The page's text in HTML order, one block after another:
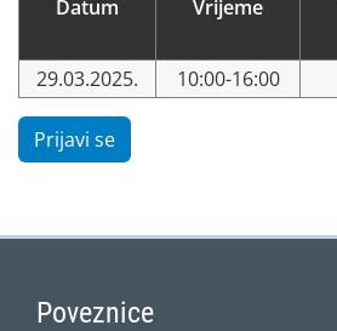
Datum Vrijeme
29.03.2025. 10:00-16:00
Prijavi se
Poveznice